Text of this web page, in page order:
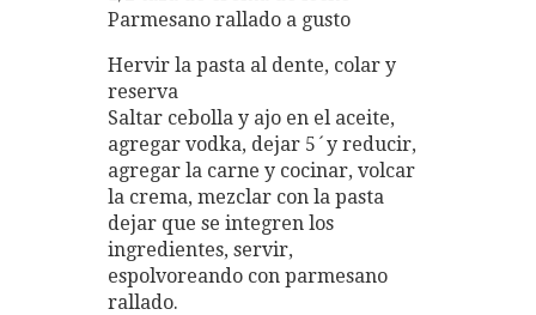
Parmesano rallado a gusto
Hervir la pasta al dente, colar y
reserva
Saltar cebolla y ajo en el aceite,
agregar vodka, dejar 5´y reducir,
agregar la carne y cocinar, volcar
la crema, mezclar con la pasta
dejar que se integren los
ingredientes, servir,
espolvoreando con parmesano
rallado.